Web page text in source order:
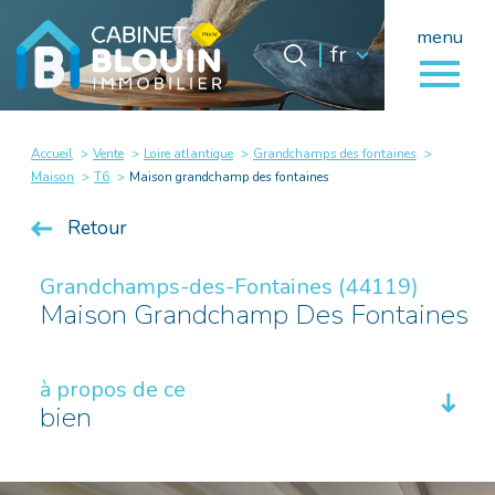
menu
Langue
fr
Accueil 0 Langue
fr
Accueil Vente Loire atlantique
Grandchamps des fontaines
Maison
T6 Maison grandchamp des fontaines
Retour
Grandchamps-des-Fontaines (44119)
Maison Grandchamp Des Fontaines
à propos de ce
bien